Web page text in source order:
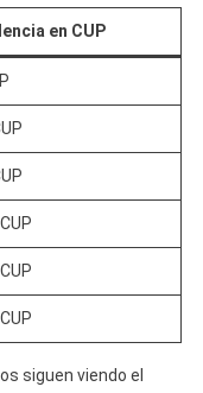
en CUP
siguen viendo el